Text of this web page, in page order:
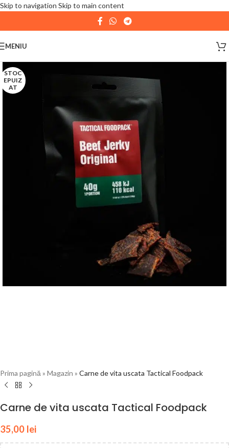
Skip to navigation Skip to main content
| 📦 Program livrari|In perioada11 August - 18
August,
MENIU
STOC
EPUIZ
AT
Prima pagină » Magazin » Carne de vita uscata Tactical Foodpack
Carne de vita uscata Tactical Foodpack
35,00 lei